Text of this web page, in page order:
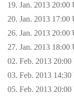
19. Jan. 2013
20. Jan. 2013
26. Jan. 2013
27. Jan. 2013
02. Feb. 2013
03. Feb. 2013
05. Feb. 2013